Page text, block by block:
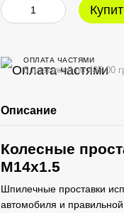
ОПЛАТА ЧАСТЯМИ
6 платежей по 495.00
Описание
Колесные
M14x1.5
Шпилечные проставки
автомобиля и